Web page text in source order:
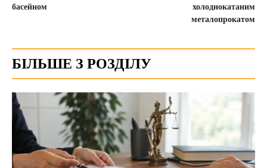
басейном
холоднокатаним
металопрокатом
БІЛЬШЕ З РОЗДІЛУ